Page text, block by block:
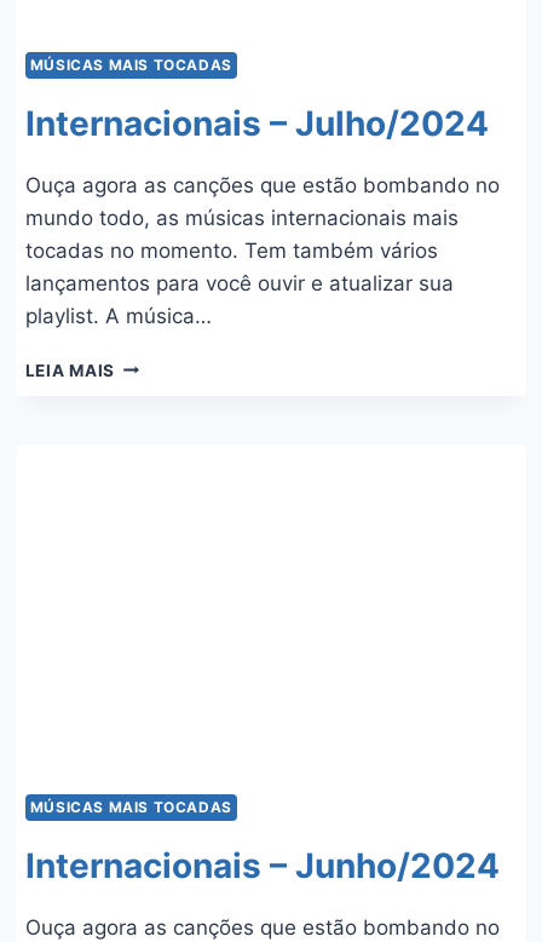
MÚSICAS MAIS TOCADAS
Internacionais – Julho/2024
Ouça agora as canções que estão bombando no
mundo todo, as músicas internacionais mais
tocadas no momento. Tem também vários
lançamentos para você ouvir e atualizar sua
playlist. A música…
LEIA MAIS INTERNACIONAIS
MÚSICAS MAIS TOCADAS
Internacionais – Junho/2024
Ouça agora as canções que estão bombando no